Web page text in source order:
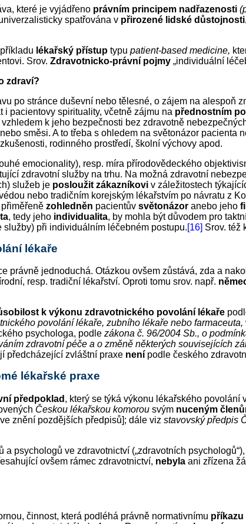
které je vyjádřeno právním principem nadřazenosti
spatřována v přirozené lidské důstojnosti
lékařský přístup typu patient-based medicine,
Srov. Zdravotnicko-právní pojmy „individuální
zdraví?
po stránce duševní nebo tělesné, o zájem na alespoň
i pacientovy spirituality, včetně zájmu na přednostním
k jeho bezpečnosti bez zdravotně
směsi. A to třeba s ohledem na světonázor pacienta
rodinného prostředí, školní výchovy apod.
emocionality), resp. míra přírodovědeckého
zdravotní služby na trhu. Na možná zdravotní
služeb je posloužit zákazníkovi v záležitostech
nebo tradičním korejským lékařstvím po návratu z
zohledněn pacientův světonázor anebo jeho
, tedy jeho individualita, by mohla být důvodem pro
služby) při individuálním léčebném postupu.[16] Srov. též
lékaře
právně jednoduchá. Otázkou ovšem zůstává, zda a
resp. tradiční lékařství. Oproti tomu srov. např.
k výkonu zdravotnického povolání lékaře
povolání lékaře, zubního lékaře nebo farmaceuta,
psychologa, podle zákona č. 96/2004 Sb., o
zdravotní péče a o změně některých souvisejících
předcházející zvláštní praxe není podle českého
lékařské praxe
předpoklad , který se týká výkonu lékařského povolání
Českou lékařskou komorou svým nuceným
ve znění pozdějších předpisů]; dále viz stavovský předpis
a psychologů ve zdravotnictví („zdravotních
ovšem rámec zdravotnictví, nebyla ani zřízena
činnost, která podléhá právně normativnímu